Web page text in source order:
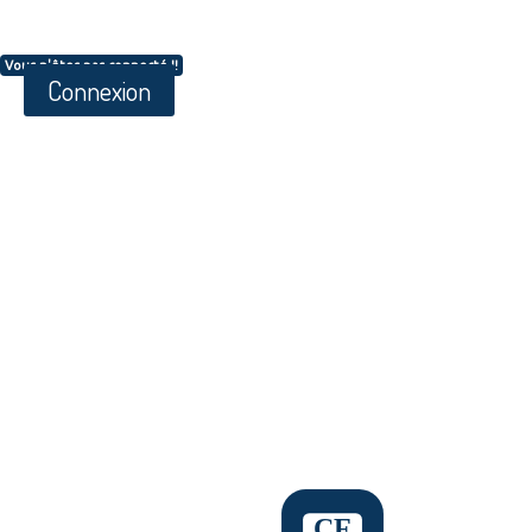
Vous n'êtes pas connecté !!
Connexion